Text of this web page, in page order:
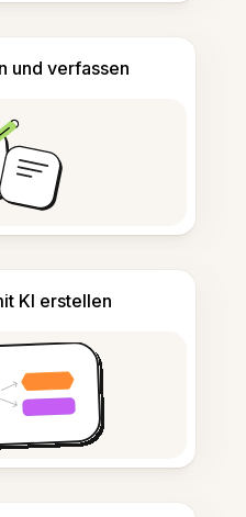
und verfassen
KI erstellen